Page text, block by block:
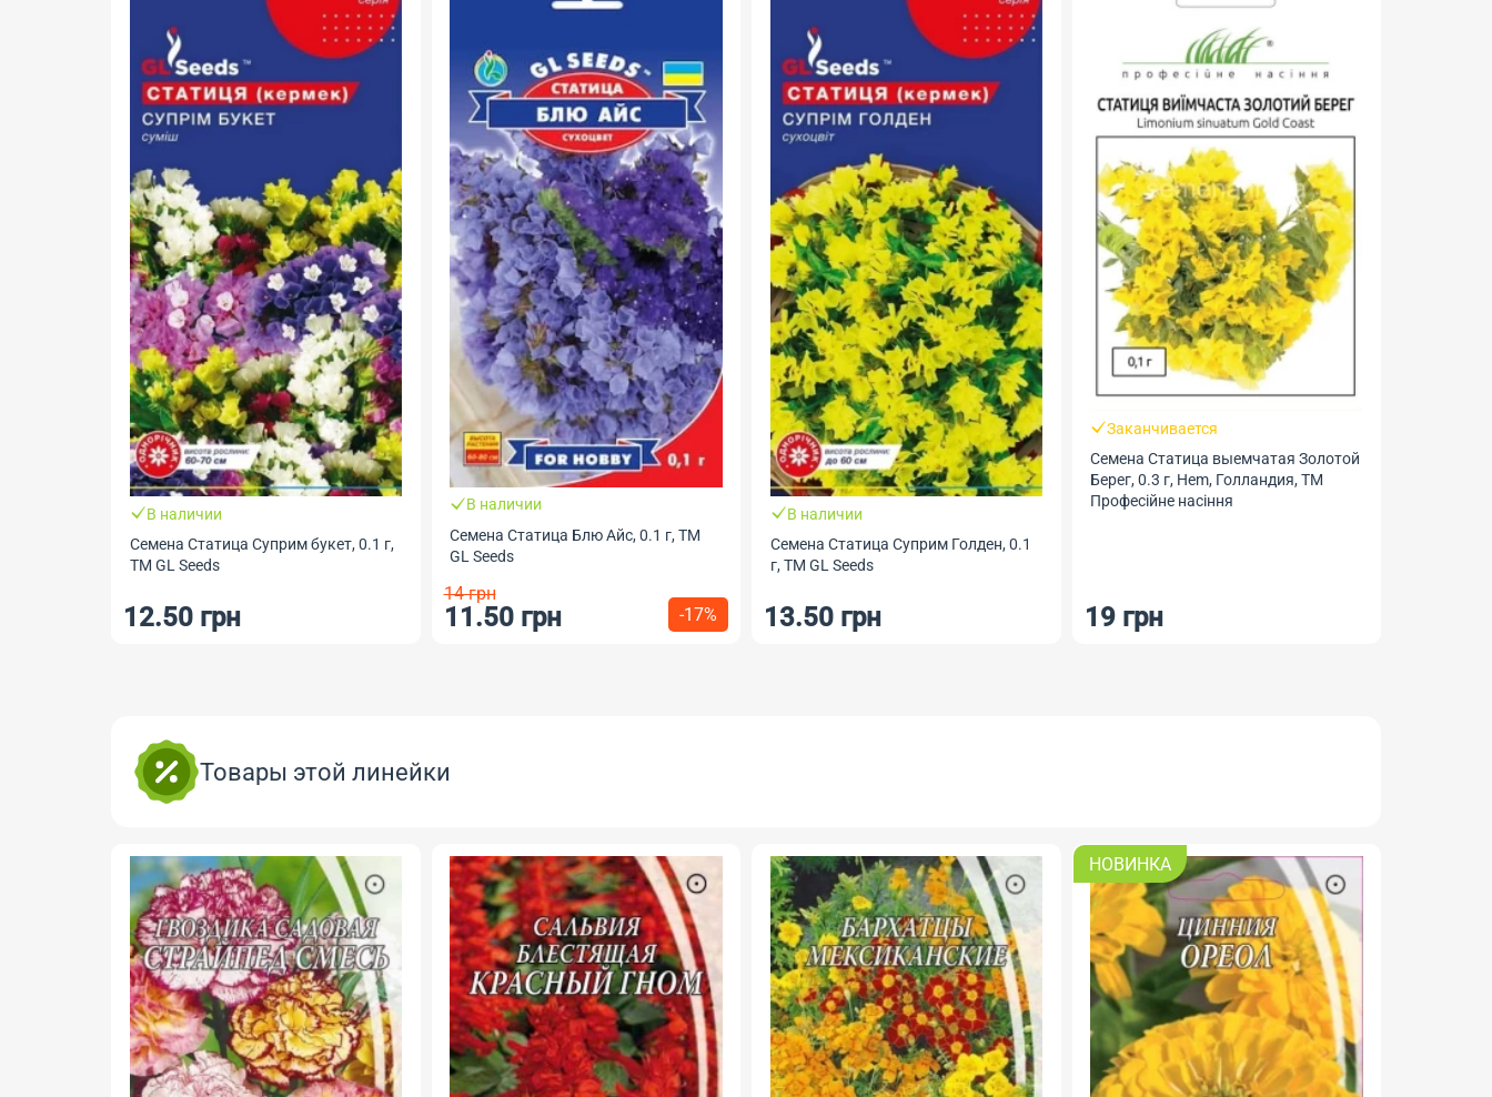
В наличии
Семена Статица Суприм букет, 0.1 г,
ТМ GL Seeds
12.50 грн
В наличии
Семена Статица Блю Айс, 0.1 г, ТМ
GL Seeds
14 грн
11.50 грн -17%
В наличии
Семена Статица Суприм Голден, 0.1
г, ТМ GL Seeds
13.50 грн
Заканчивается
Семена Статица выемчатая Золотой
Берег, 0.3 г, Hem, Голландия, ТМ
Професійне насіння
19 грн
Товары этой линейки
НОВИНКА